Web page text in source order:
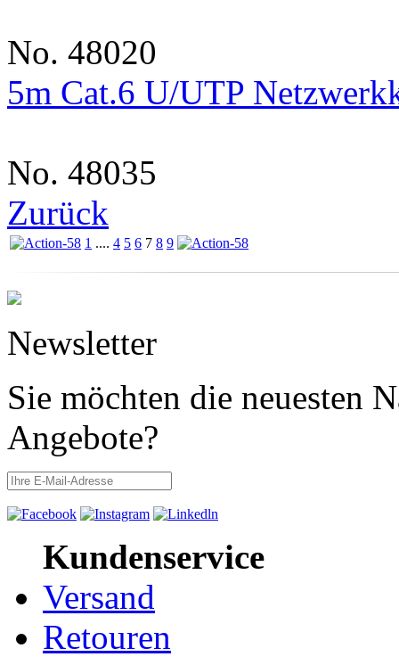
No. 48020
5m Cat.6 U/UTP
No. 48035
Zurück
1 .... 4 5 6 7 8 9
Newsletter
Sie möchten die neuesten
Angebote?
Kundenservice
Versand
Retouren